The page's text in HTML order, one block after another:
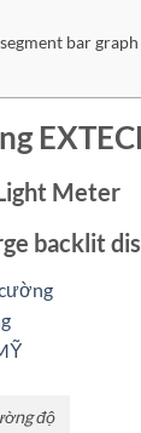
bar graph
Meter
backlit
độ